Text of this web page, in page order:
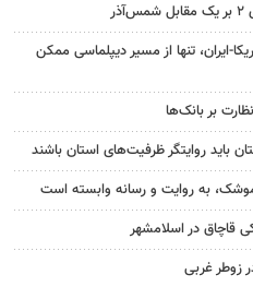
ایران، تنها از مسیر دیپلماسی ممکن
بر بانک‌ها
باید روایتگر ظرفیت‌های استان باشند
به روایت و رسانه وابسته است